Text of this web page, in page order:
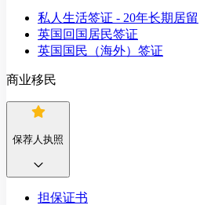
私人生活签证 - 20年长期居留
英国回国居民签证
英国国民（海外）签证
商业移民
保荐人执照
担保证书